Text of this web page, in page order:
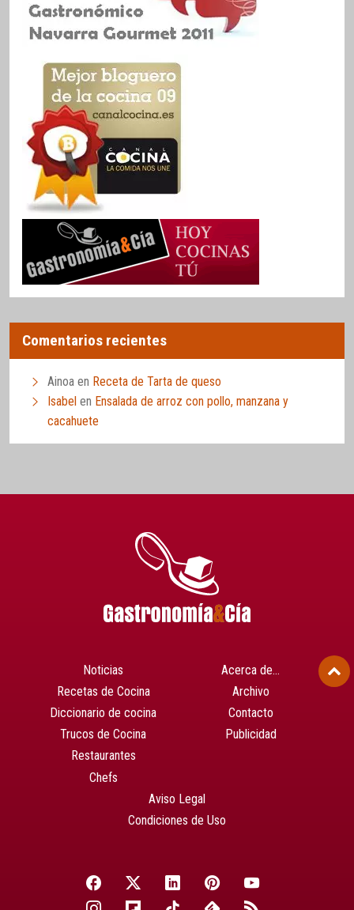
Comentarios recientes
Ainoa en Receta de Tarta de queso
Isabel en Ensalada de arroz con pollo, manzana y
cacahuete
Noticias
Recetas de Cocina
Diccionario de cocina
Trucos de Cocina
Restaurantes
Chefs
Acerca de…
Archivo
Contacto
Publicidad
Aviso Legal
Condiciones de Uso